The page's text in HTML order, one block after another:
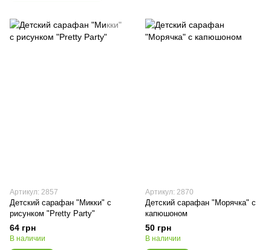
Артикул: 2857
Детский сарафан "Микки" с
рисунком "Pretty Party"
64 грн
В наличии
Артикул: 2870
Детский сарафан "Морячка" с
капюшоном
50 грн
В наличии